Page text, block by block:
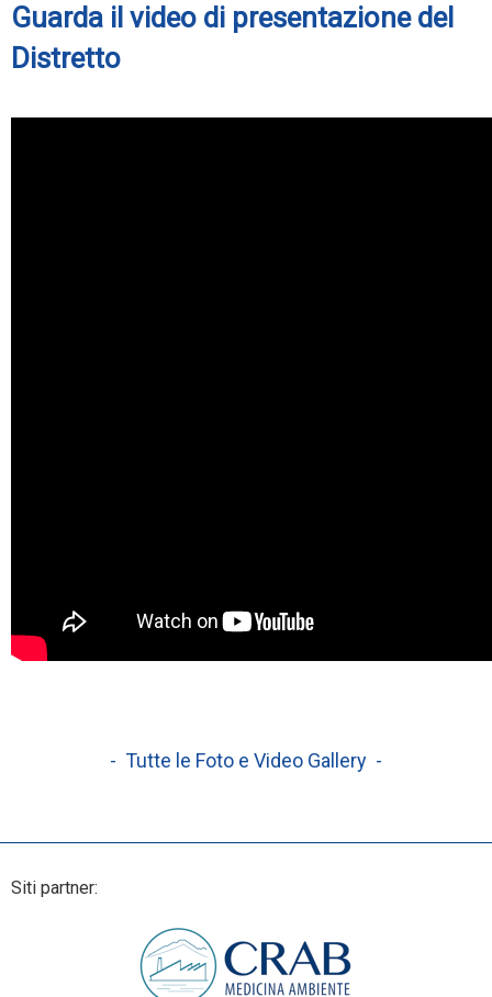
Guarda il video di presentazione del
Distretto
- Tutte le Foto e Video Gallery -
Siti partner: